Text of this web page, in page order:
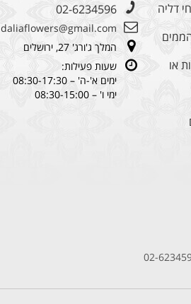
דליה
או
02-6234596
daliaflowers@gmail.com
המלך ג'ורג' 27, ירושלים
שעות פעילות:
ימים א'-ה' – 08:30-17:30
ימי ו' – 08:30-15:00